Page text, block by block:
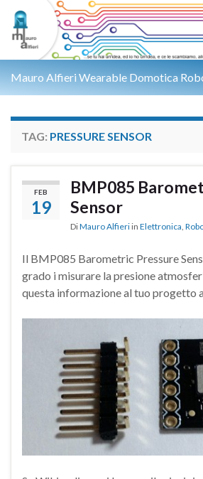
Mauro Alfieri Wearable Domotica
TAG: PRESSURE SENSOR
FEB
19
BMP085
Sensor
DiMauro Alfieri in Elettronica,
Il BMP085 Barometric Pressure
grado i misurare la presione
questa informazione al tuo progetto